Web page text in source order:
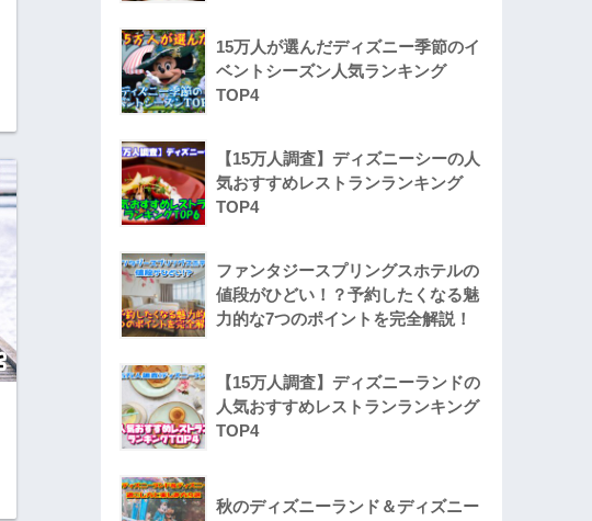
15万人が選んだディズニー季節のイ
ベントシーズン人気ランキング
TOP4
【15万人調査】ディズニーシーの人
気おすすめレストランランキング
TOP4
ファンタジースプリングスホテルの
値段がひどい！？予約したくなる魅
力的な7つのポイントを完全解説！
【15万人調査】ディズニーランドの
人気おすすめレストランランキング
TOP4
秋のディズニーランド＆ディズニー